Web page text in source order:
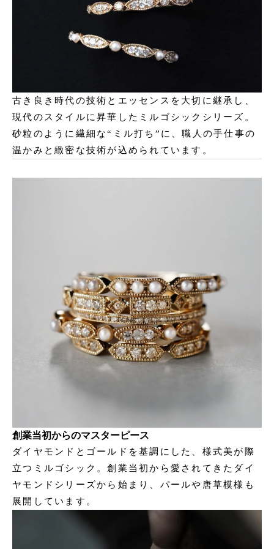
古き良き時代の技術とエッセンスを大切に継承し、
現代のスタイルに昇華したミルゴシックシリーズ。
砂粒のように繊細な“ミル打ち”に、職人の手仕事の
温かみと緻密な技術が込められています。
創業当初からのマスターピース
ダイヤモンドとゴールドを基調にした、様式美が際
立つミルゴシック。創業当初から愛されてきたダイ
ヤモンドシリーズから始まり、パールや唐草模様も
展開しています。